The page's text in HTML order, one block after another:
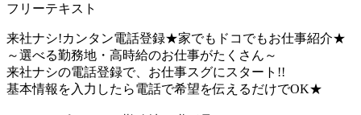
フリーテキスト
来社ナシ!カンタン電話登録★家でもドコでもお仕事紹介★
～選べる勤務地・高時給のお仕事がたくさん～
来社ナシの電話登録で、お仕事スグにスタート!!
基本情報を入力したら電話で希望を伝えるだけでOK★